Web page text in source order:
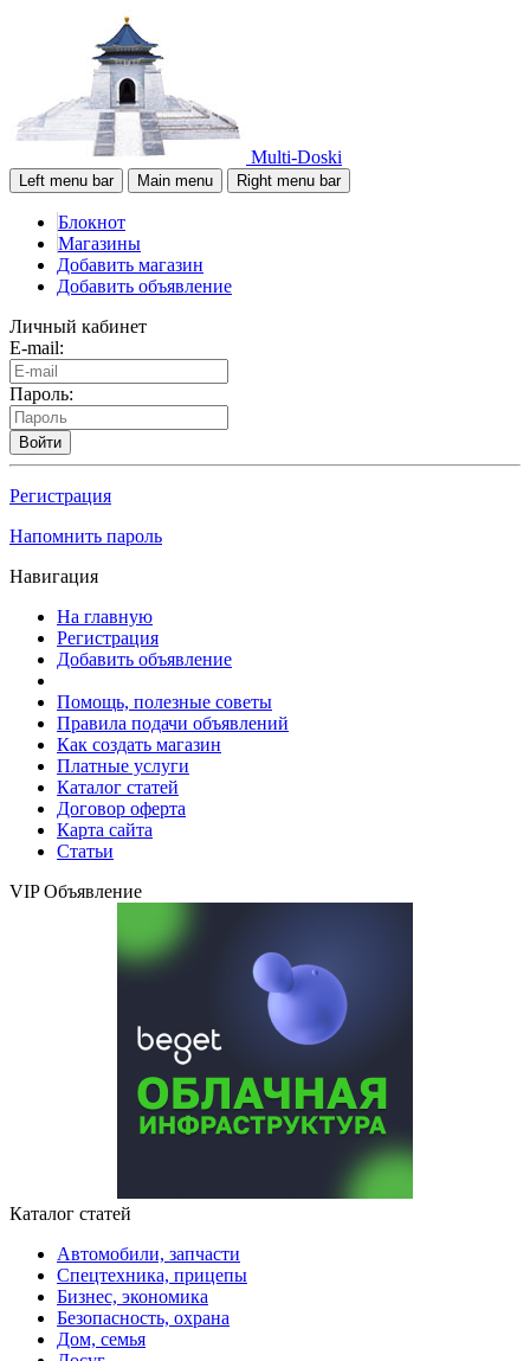
Multi-Doski
Left menu bar Main menu Right menu bar
Блокнот
Магазины
Добавить магазин
Добавить объявление
Личный кабинет
E-mail:
Пароль:
Войти
Регистрация
Напомнить пароль
Навигация
На главную
Регистрация
Добавить объявление
Помощь, полезные советы
Правила подачи объявлений
Как создать магазин
Платные услуги
Каталог статей
Договор оферта
Карта сайта
Статьи
VIP Объявление
Каталог статей
Автомобили, запчасти
Спецтехника, прицепы
Бизнес, экономика
Безопасность, охрана
Дом, семья